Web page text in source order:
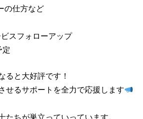
の仕方など
スフォローアップ
定
ると大好評です！
せるサポートを全力で応援します